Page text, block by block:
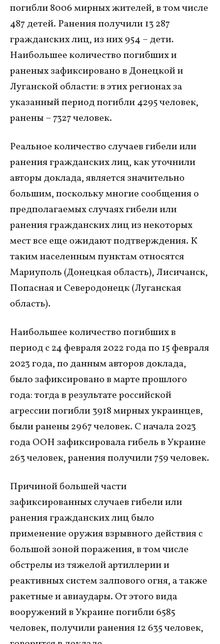
погибли 8006 мирных жителей, в том числе
487 детей. Ранения получили 13 287
гражданских лиц, из них 954 – дети.
Наибольшее количество погибших и
раненых зафиксировано в Донецкой и
Луганской области: в этих регионах за
указанный период погибли 4295 человек,
ранены – 7327 человек.
Реальное количество случаев гибели или
ранения гражданских лиц, как уточнили
авторы доклада, является значительно
большим, поскольку многие сообщения о
предполагаемых случаях гибели или
ранения гражданских лиц из некоторых
мест все еще ожидают подтверждения. К
таким населенным пунктам относятся
Мариуполь (Донецкая область), Лисичанск,
Попасная и Северодонецк (Луганская
область).
Наибольшее количество погибших в
период с 24 февраля 2022 года по 15 февраля
2023 года, по данным авторов доклада,
было зафиксировано в марте прошлого
года: тогда в результате российской
агрессии погибли 3918 мирных украинцев,
были ранены 2967 человек. С начала 2023
года ООН зафиксировала гибель в Украине
263 человек, ранения получили 759 человек.
Причиной большей части
зафиксированных случаев гибели или
ранения гражданских лиц было
применение оружия взрывного действия с
большой зоной поражения, в том числе
обстрелы из тяжелой артиллерии и
реактивных систем залпового огня, а также
ракетные и авиаудары. От этого вида
вооружений в Украине погибли 6585
человек, получили ранения 12 635 человек,